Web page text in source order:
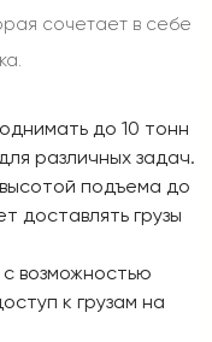
сочетает в себе
до 10 тонн
различных задач.
подъема до
доставлять грузы
возможностью
к грузам на